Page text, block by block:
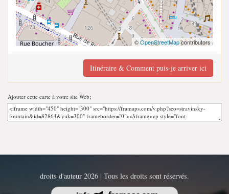
©OpenStreetMapcontributors
Itinéraire & Comment puis-je arriver ici
Ajouter cette carte à votre site Web;
droits d'auteur 2026 | Tous les droits sont réservés.